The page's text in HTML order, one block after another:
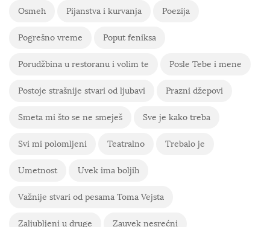
Osmeh Pijanstva i kurvanja Poezija
Pogrešno vreme Poput feniksa
Porudžbina u restoranu i volim te Posle Tebe i mene
Postoje strašnije stvari od ljubavi Prazni džepovi
Smeta mi što se ne smeješ Sve je kako treba
Svi mi polomljeni Teatralno Trebalo je
Umetnost Uvek ima boljih
Važnije stvari od pesama Toma Vejsta
Zaljubljeni u druge Zauvek nesrećni